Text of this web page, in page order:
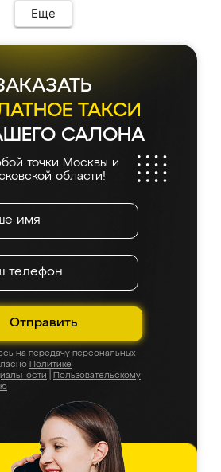
Еще
ТАКСИ
САЛОНА
точки Москвы и
области!
Отправить
на передачу персональных
Политике
Пользовательскому